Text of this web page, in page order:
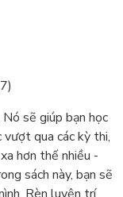
sẽ giúp bạn học
vượt qua các kỳ thi,
hơn thế nhiều -
sách này, bạn sẽ